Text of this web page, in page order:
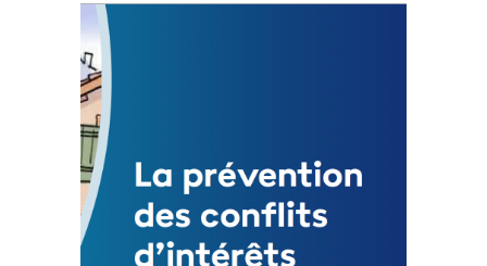
Statut de l’élu local
3 avril 2024
Mise à jour avril 2024
FEUILLETER